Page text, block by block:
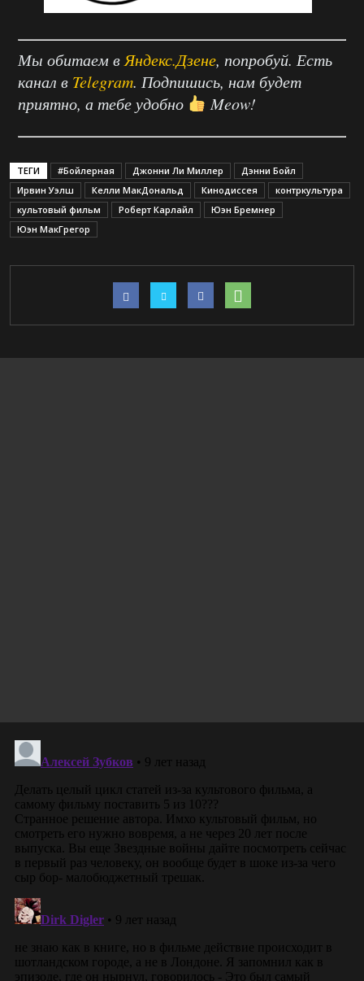
Мы обитаем в Яндекс.Дзене, попробуй. Есть
канал в Telegram. Подпишись, нам будет
приятно, а тебе удобно
Meow!
ТЕГИ #Бойлерная Джонни Ли Миллер
Дэнни Бойл
Ирвин Уэлш
Келли МакДональд Кинодиссея
контркультура
культовый фильм
Роберт Карлайл
Юэн Бремнер
Юэн МакГрегор